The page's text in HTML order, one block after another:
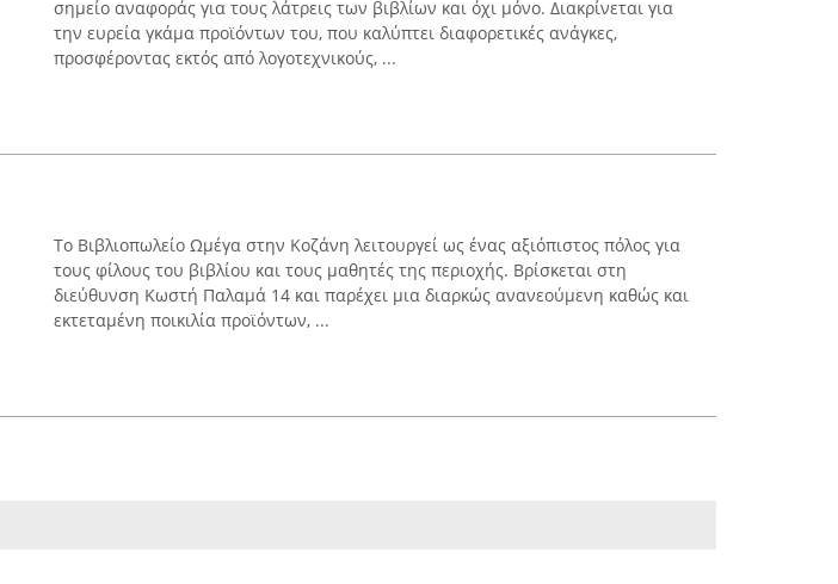
σημείο αναφοράς για τους λάτρεις των βιβλίων και όχι μόνο. Διακρίνεται για
την ευρεία γκάμα προϊόντων του, που καλύπτει διαφορετικές ανάγκες,
προσφέροντας εκτός από λογοτεχνικούς, ...
Το Βιβλιοπωλείο Ωμέγα στην Κοζάνη λειτουργεί ως ένας αξιόπιστος πόλος για
τους φίλους του βιβλίου και τους μαθητές της περιοχής. Βρίσκεται στη
διεύθυνση Κωστή Παλαμά 14 και παρέχει μια διαρκώς ανανεούμενη καθώς και
εκτεταμένη ποικιλία προϊόντων, ...